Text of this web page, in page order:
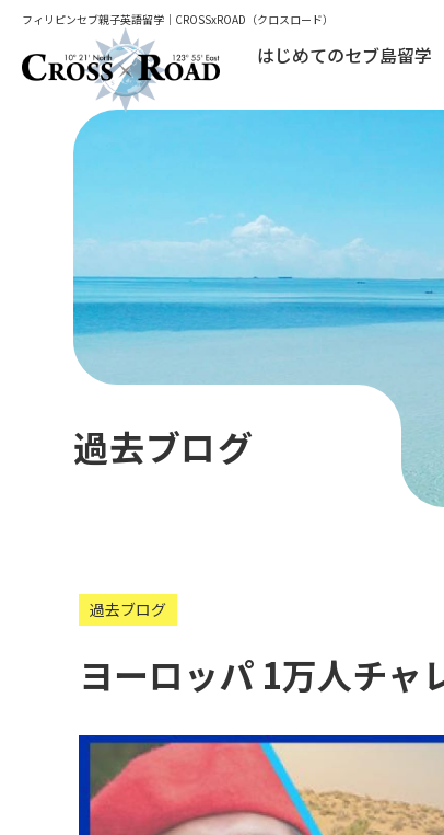
フィリピンセブ親子英語留学｜CROSSxROAD（クロスロード）
はじめてのセブ島留学
過去ブログ
過去ブログ
ヨーロッパ 1万人チ